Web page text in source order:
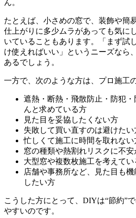
ん。
たとえば、小さめの窓で、装飾や簡
仕上がりに多少ムラがあっても気に
いていることもあります。「まず試
け使えればいい」というニーズなら
あるでしょう。
一方で、次のような方は、プロ施工
遮熱・断熱・飛散防止・防犯
んと求めている方
見た目を妥協したくない方
失敗して買い直すのは避けたい
忙しくて施工に時間を取れない
窓の種類や熱割れリスクに不
大型窓や複数枚施工を考えてい
店舗や事務所など、見た目も
したい方
こうした方にとって、DIYは“節約”
やすいのです。